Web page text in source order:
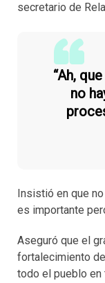
secretario de
“Ah,
no
Insistió en que
es importante
Aseguró que el
fortalecimiento
todo el pueblo en